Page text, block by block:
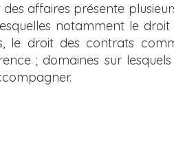
des affaires présente
notamment le
le droit des contrats
; domaines sur